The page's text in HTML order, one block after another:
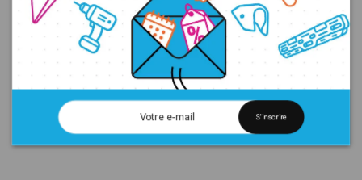
Embout Ø 8 mm L.89 - à
21,00 €
Embout Toospeed 50mm
3,00 €
S'inscrire